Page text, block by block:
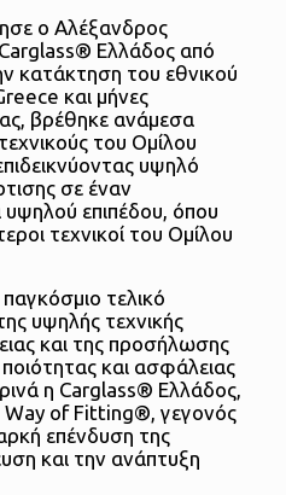
ο Αλέξανδρος
Ελλάδος από
κατάκτηση του εθνικού
και μήνες
βρέθηκε ανάμεσα
του Ομίλου
υψηλό
σε έναν
υψηλού επιπέδου, όπου
τεχνικοί του Ομίλου
τελικό
υψηλής τεχνικής
και της προσήλωσης
και ασφάλειας
η Carglass® Ελλάδος,
of Fitting®, γεγονός
επένδυση της
και την ανάπτυξη